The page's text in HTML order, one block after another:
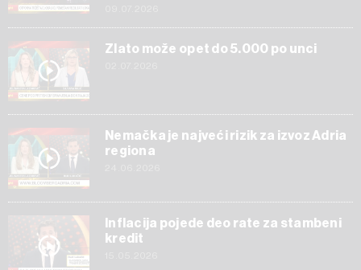
Zlato može opet do 5.000 po unci
Nemačka je najveći rizik za izvoz Adria
regiona
Inflacija pojede deo rate za stambeni
kredit